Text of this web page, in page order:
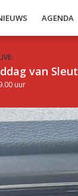
AGENDA
van
uur